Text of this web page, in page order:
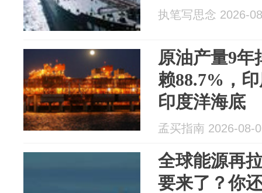
执笔写思念 2026-
原油产量9年
赖88.7%，
印度洋海底
孟买指南 2026-08-
全球能源再
要来了？你